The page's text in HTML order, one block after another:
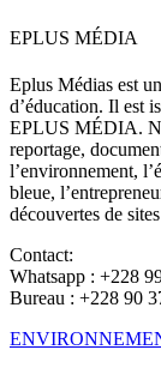
EPLUS MÉDIA
Eplus Médias est
d’éducation. Il est
EPLUS MÉDIA.
reportage,
l’environnement,
bleue,
découvertes de
Contact:
Whatsapp : +228
Bureau : +228 90